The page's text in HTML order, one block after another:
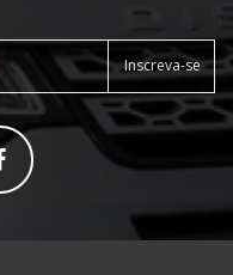
Inscreva-se